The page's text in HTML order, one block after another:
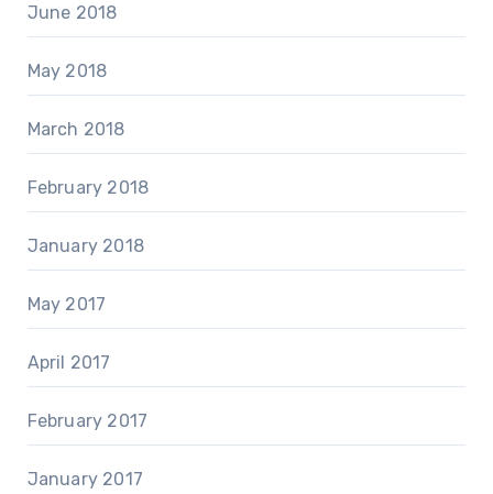
June 2018
May 2018
March 2018
February 2018
January 2018
May 2017
April 2017
February 2017
January 2017